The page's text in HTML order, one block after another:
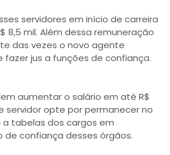
servidores em início de carreira
8,5 mil. Além dessa remuneração
das vezes o novo agente
fazer jus a funções de confiança.
aumentar o salário em até R$
servidor opte por permanecer no
tabelas dos cargos em
de confiança desses órgãos.